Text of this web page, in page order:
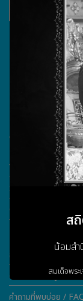
บริษัท วรธัน
555/104 ถนนสุข
กรุงเทพมหานคร
วันทำการ จันทร์ -
เลขประจำตัวผู้เสี
What More?
Video Conference
Smart Classroom
Online learning
Customer
การรับประกันสินค้า
ดาวน์โหลดข้อมูล
คำถามที่พบบ่อย /
ส
น้อมส
สมเด็จพระ
กร